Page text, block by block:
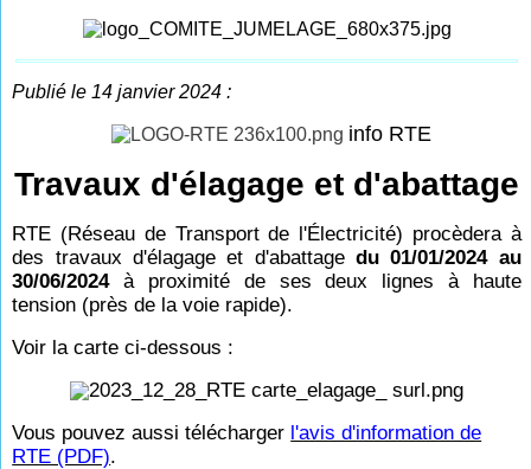
Publié le 14 janvier 2024 :
info RTE
Travaux d'élagage et d'abattage
RTE (Réseau de Transport de l'Électricité) procèdera à
des travaux d'élagage et d'abattagedu 01/01/2024 au
30/06/2024à proximité de ses deux lignes à haute
tension (près de la voie rapide).
Voir la carte ci-dessous :
Vous pouvez aussi télécharger l'avis d'information de
RTE (PDF).